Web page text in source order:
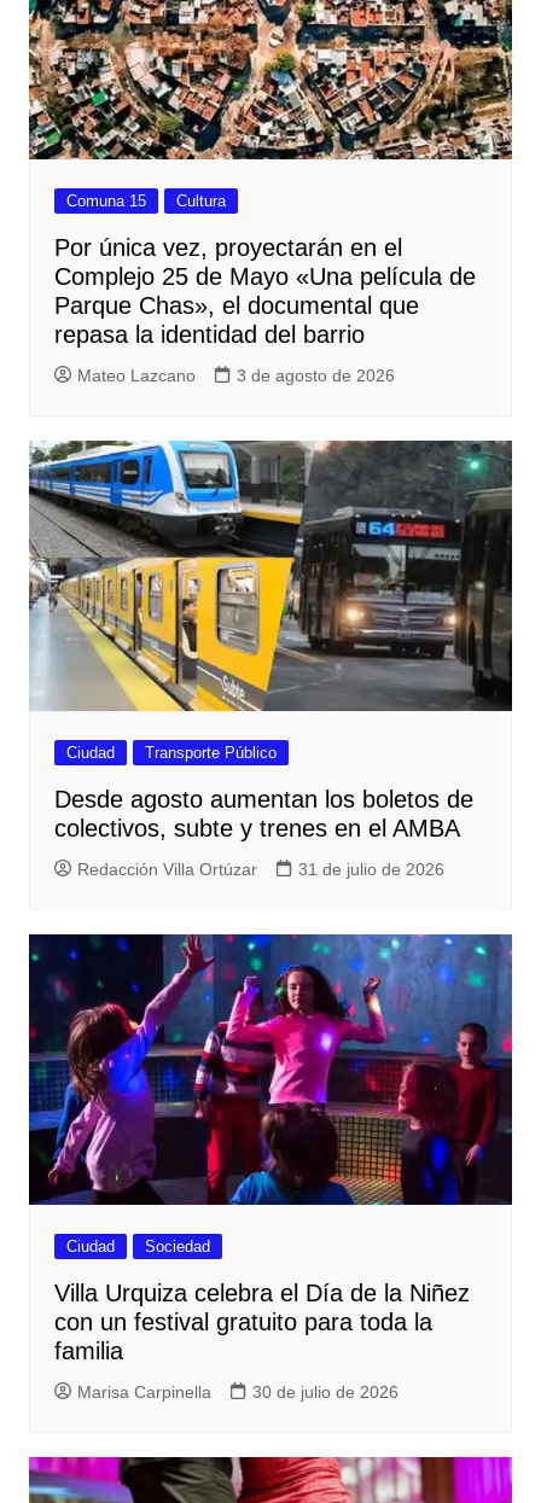
Comuna 15 Cultura
Por única vez, proyectarán en el
Complejo 25 de Mayo «Una película de
Parque Chas», el documental que
repasa la identidad del barrio
Mateo Lazcano 3 de agosto de 2026
Ciudad Transporte Público
Desde agosto aumentan los boletos de
colectivos, subte y trenes en el AMBA
Redacción Villa Ortúzar 31 de julio de 2026
Ciudad Sociedad
Villa Urquiza celebra el Día de la Niñez
con un festival gratuito para toda la
familia
Marisa Carpinella 30 de julio de 2026